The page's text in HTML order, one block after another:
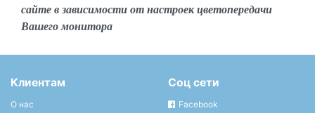
сайте в зависимости от настроек цветопередачи
Вашего монитора
Клиентам
О нас
Соц сети
Facebook